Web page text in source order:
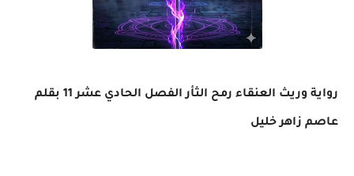
رواية وريث العنقاء رمح الثأر الفصل الحادي عشر 11 بقلم
عاصم زاهر خليل